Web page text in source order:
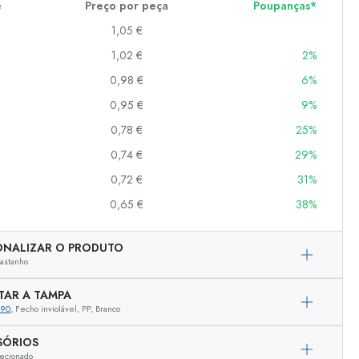
Preço por peça
Poupanças*
1,05 €
1,02 €
2%
0,98 €
6%
0,95 €
9%
0,78 €
25%
0,74 €
29%
0,72 €
31%
0,65 € 38%
O PRODUTO
A TAMPA
, Fecho inviolável, PP, Branco